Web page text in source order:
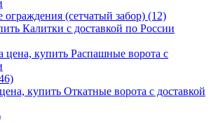
(сетчатый забор) (12)